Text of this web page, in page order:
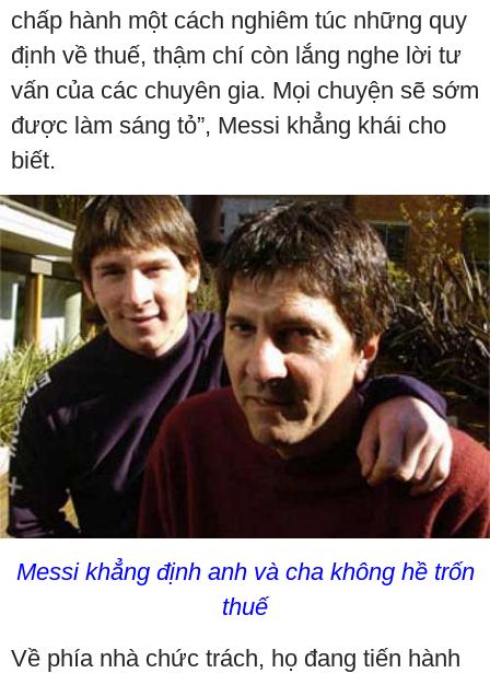
chấp hành một cách nghiêm túc những quy
định về thuế, thậm chí còn lắng nghe lời tư
vấn của các chuyên gia. Mọi chuyện sẽ sớm
được làm sáng tỏ”, Messi khẳng khái cho
biết.
Messi khẳng định anh và cha không hề trốn
thuế
Về phía nhà chức trách, họ đang tiến hành